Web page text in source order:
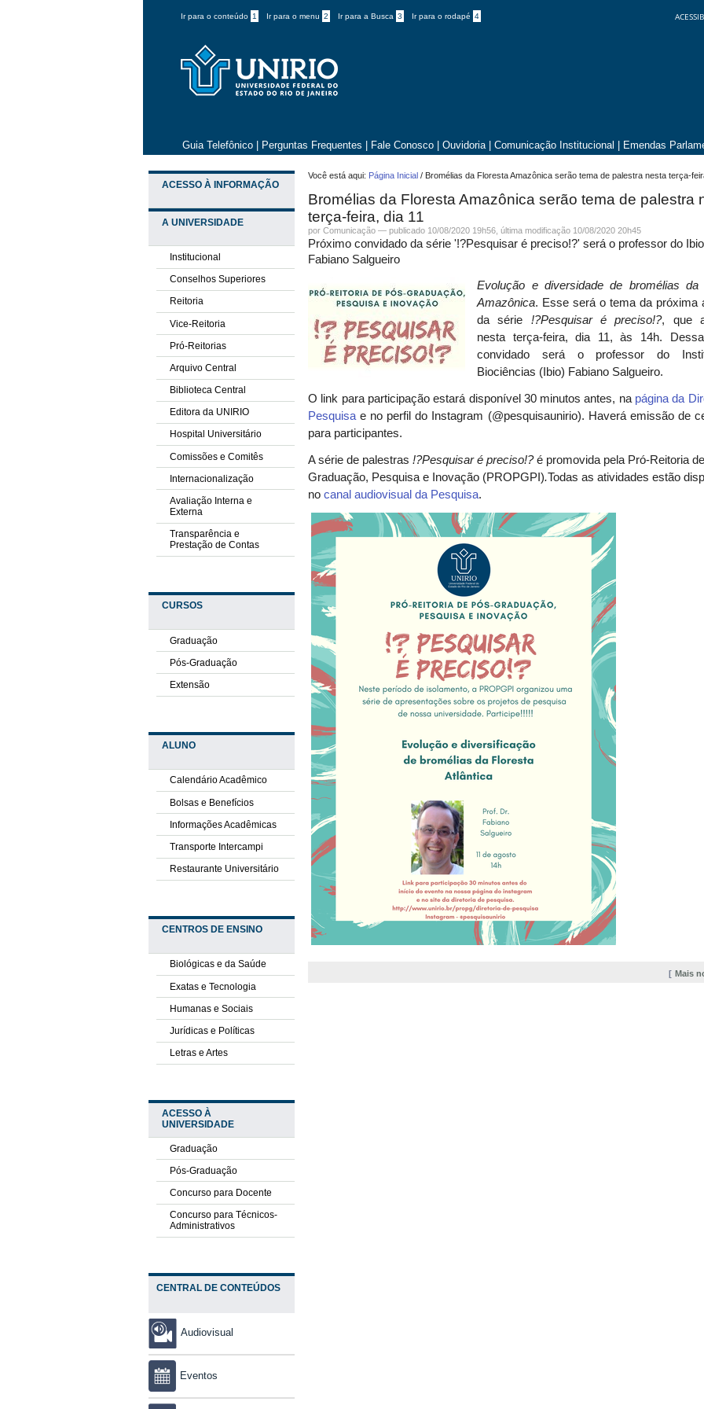
Ir para o conteúdo 1 Ir para o menu 2 Ir para a Busca 3 Ir para o rodapé 4
Guia Telefônico Perguntas Frequentes Fale Conosco Ouvidoria Comunicação Institucional Emendas
ACESSO À INFORMAÇÃO
A UNIVERSIDADE
Institucional
Conselhos Superiores
Reitoria
Vice-Reitoria
Pró-Reitorias
Arquivo Central
Biblioteca Central
Editora da UNIRIO
Hospital Universitário
Comissões e Comitês
Internacionalização
Avaliação Interna e
Externa
Transparência e
Prestação de Contas
CURSOS
Graduação
Pós-Graduação
Extensão
ALUNO
Calendário Acadêmico
Bolsas e Benefícios
Informações Acadêmicas
Transporte Intercampi
Restaurante Universitário
CENTROS DE ENSINO
Biológicas e da Saúde
Exatas e Tecnologia
Humanas e Sociais
Jurídicas e Políticas
Letras e Artes
ACESSO À
UNIVERSIDADE
Graduação
Pós-Graduação
Concurso para Docente
Concurso para Técnicos-
Administrativos
CENTRAL DE CONTEÚDOS
Audiovisual
Eventos
Você está aqui: Página Inicial / Bromélias da Floresta Amazônica serão tema de palestra nesta terça-
Bromélias da Floresta Amazônica serão tema de palestra
terça-feira, dia 11
porComunicação —publicado 10/08/2020 19h56,última modificação 10/08/2020 20h45
Próximo convidado da série '!?Pesquisar é preciso!?' será o professor do Ibio
Fabiano Salgueiro
Evolução e diversidade de bromélias da
Amazônica. Esse será o tema da próxima
da série !?Pesquisar é preciso!?, que
nesta terça-feira, dia 11, às 14h.
convidado será o professor do
Biociências (Ibio) Fabiano Salgueiro.
O link para participação estará disponível 30 minutos antes, na página da
Pesquisa e no perfil do Instagram (@pesquisaunirio). Haverá emissão de
para participantes.
A série de palestras !?Pesquisar é preciso!?é promovida pela Pró-Reitoria
Graduação, Pesquisa e Inovação (PROPGPI).Todas as atividades estão
nocanal audiovisual da Pesquisa.
Mais